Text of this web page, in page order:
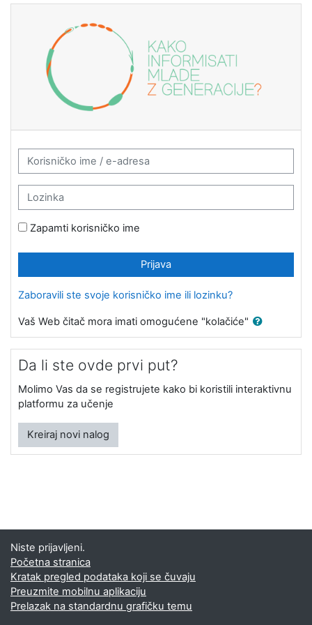
Idi na glavni sadržaj
Learn.Youth.RS: Prijava
Korisničko ime / e-adresa
Lozinka
Zapamti korisničko ime
Prijava
Zaboravili ste svoje korisničko ime ili lozinku?
Vaš Web čitač mora imati omogućene "kolačiće"
Da li ste ovde prvi put?
Molimo Vas da se registrujete kako bi koristili interaktivnu
platformu za učenje
Kreiraj novi nalog
Niste prijavljeni.
Početna stranica
Kratak pregled podataka koji se čuvaju
Preuzmite mobilnu aplikaciju
Prelazak na standardnu grafičku temu